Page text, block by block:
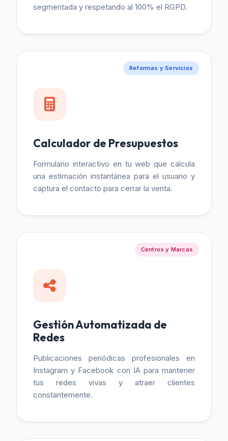
segmentada y respetando al 100% el RGPD.
Reformas y Servicios
Calculador de Presupuestos
Formulario interactivo en tu web que calcula
una estimación instantánea para el usuario y
captura el contacto para cerrar la venta.
Centros y Marcas
Gestión Automatizada de
Redes
Publicaciones periódicas profesionales en
Instagram y Facebook con IA para mantener
tus redes vivas y atraer clientes
constantemente.